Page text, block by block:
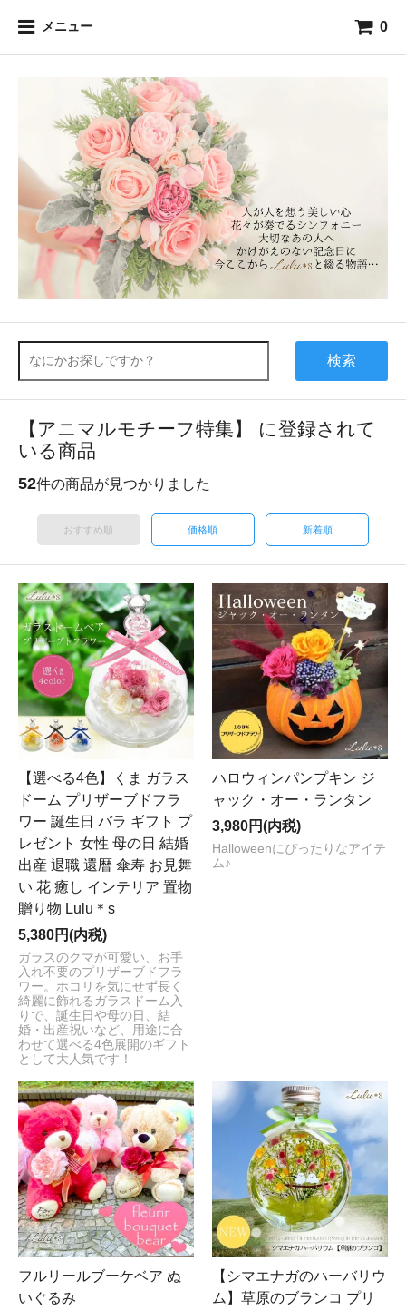
メニュー 0
検索
【アニマルモチーフ特集】 に登録されて
いる商品
52件の商品が見つかりました
おすすめ順 価格順 新着順
【選べる4色】くま ガラス
ドーム プリザーブドフラ
ワー 誕生日 バラ ギフト プ
レゼント 女性 母の日 結婚
出産 退職 還暦 傘寿 お見舞
い 花 癒し インテリア 置物
贈り物 Lulu＊s
5,380円(内税)
ガラスのクマが可愛い、お手
入れ不要のプリザーブドフラ
ワー。ホコリを気にせず長く
綺麗に飾れるガラスドーム入
りで、誕生日や母の日、結
婚・出産祝いなど、用途に合
わせて選べる4色展開のギフト
として大人気です！
ハロウィンパンプキン ジ
ャック・オー・ランタン
3,980円(内税)
Halloweenにぴったりなアイテ
ム♪
フルリールブーケベア ぬ
いぐるみ
【シマエナガのハーバリウ
ム】草原のブランコ プリ